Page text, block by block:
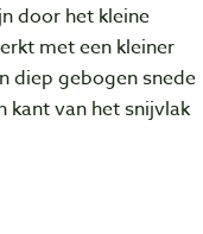
door het kleine
met een kleiner
diep gebogen snede
kant van het snijvlak